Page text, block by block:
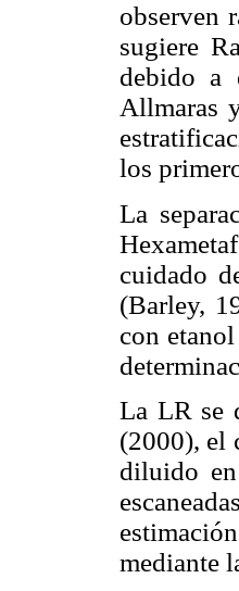
observen
sugiere
debido a
Allmaras
los
La
cuidado
(Barley,
con
La LR se
(2000), el
diluido
mediante